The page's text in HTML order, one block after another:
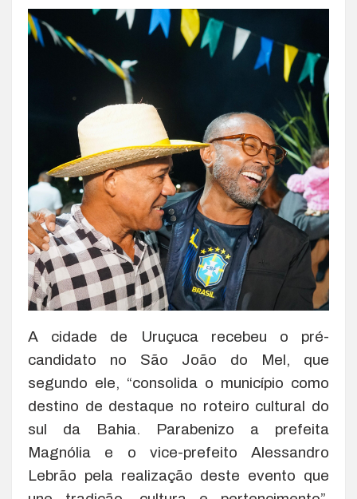
A cidade de Uruçuca recebeu o pré-
candidato no São João do Mel, que
segundo ele, “consolida o município como
destino de destaque no roteiro cultural do
sul da Bahia. Parabenizo a prefeita
Magnólia e o vice-prefeito Alessandro
Lebrão pela realização deste evento que